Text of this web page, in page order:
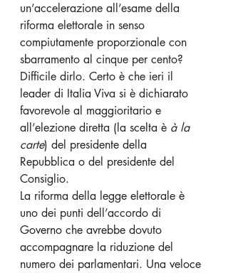
un’accelerazione all’esame della
riforma elettorale in senso
compiutamente proporzionale con
sbarramento al cinque per cento?
Difficile dirlo. Certo è che ieri il
leader di Italia Viva si è dichiarato
favorevole al maggioritario e
all’elezione diretta (la scelta è à la
carte) del presidente della
Repubblica o del presidente del
Consiglio.
La riforma della legge elettorale è
uno dei punti dell’accordo di
Governo che avrebbe dovuto
accompagnare la riduzione del
numero dei parlamentari. Una veloce